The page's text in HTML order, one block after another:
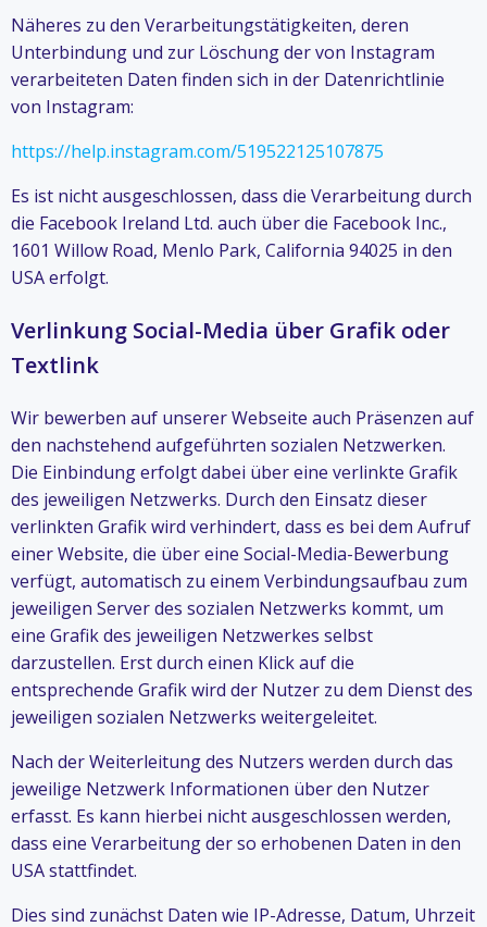
Näheres zu den Verarbeitungstätigkeiten, deren
Unterbindung und zur Löschung der von Instagram
verarbeiteten Daten finden sich in der Datenrichtlinie
von Instagram:
https://help.instagram.com/519522125107875
Es ist nicht ausgeschlossen, dass die Verarbeitung durch
die Facebook Ireland Ltd. auch über die Facebook Inc.,
1601 Willow Road, Menlo Park, California 94025 in den
USA erfolgt.
Verlinkung Social-Media über Grafik oder
Textlink
Wir bewerben auf unserer Webseite auch Präsenzen auf
den nachstehend aufgeführten sozialen Netzwerken.
Die Einbindung erfolgt dabei über eine verlinkte Grafik
des jeweiligen Netzwerks. Durch den Einsatz dieser
verlinkten Grafik wird verhindert, dass es bei dem Aufruf
einer Website, die über eine Social-Media-Bewerbung
verfügt, automatisch zu einem Verbindungsaufbau zum
jeweiligen Server des sozialen Netzwerks kommt, um
eine Grafik des jeweiligen Netzwerkes selbst
darzustellen. Erst durch einen Klick auf die
entsprechende Grafik wird der Nutzer zu dem Dienst des
jeweiligen sozialen Netzwerks weitergeleitet.
Nach der Weiterleitung des Nutzers werden durch das
jeweilige Netzwerk Informationen über den Nutzer
erfasst. Es kann hierbei nicht ausgeschlossen werden,
dass eine Verarbeitung der so erhobenen Daten in den
USA stattfindet.
Dies sind zunächst Daten wie IP-Adresse, Datum, Uhrzeit